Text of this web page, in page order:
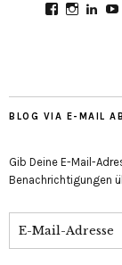
ProfilProfilProfil
BLOG VIA E-MAIL
Gib Deine E-Mail-
Benachrichtigungen
Mail-